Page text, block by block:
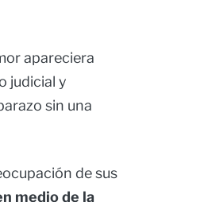
apareciera
judicial y
sin una
de sus
medio de la